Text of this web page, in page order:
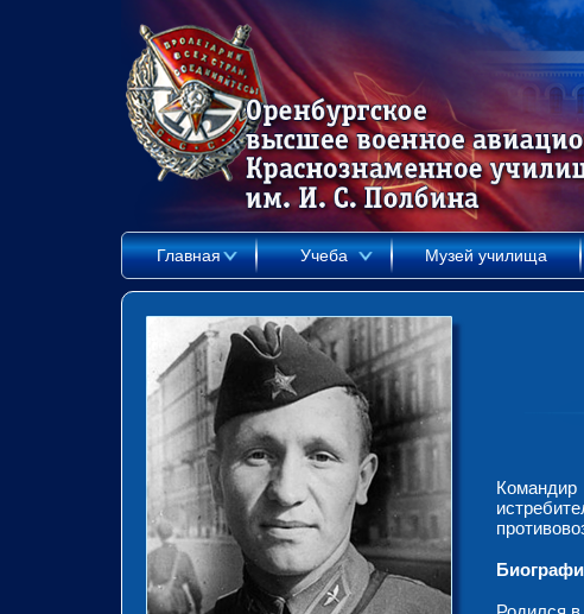
Главная Учеба Музей училища